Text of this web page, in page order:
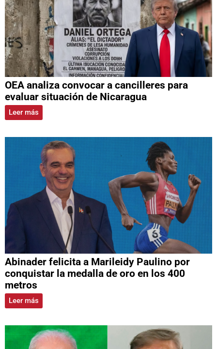
OEA analiza convocar a cancilleres para
evaluar situación de Nicaragua
Leer más
Abinader felicita a Marileidy Paulino por
conquistar la medalla de oro en los 400
metros
Leer más